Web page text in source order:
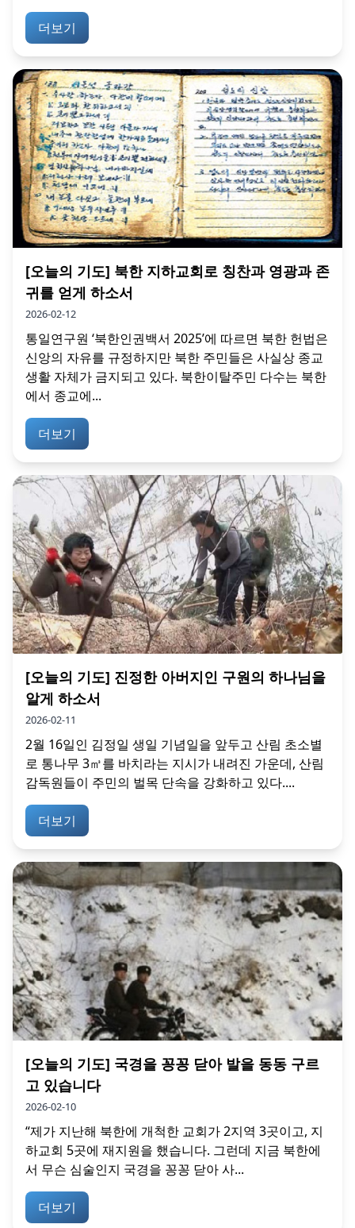
더보기
[오늘의 기도] 북한 지하교회로 칭찬과 영광과 존
귀를 얻게 하소서
2026-02-12
통일연구원 ‘북한인권백서 2025’에 따르면 북한 헌법은
신앙의 자유를 규정하지만 북한 주민들은 사실상 종교
생활 자체가 금지되고 있다. 북한이탈주민 다수는 북한
에서 종교에...
더보기
[오늘의 기도] 진정한 아버지인 구원의 하나님을
알게 하소서
2026-02-11
2월 16일인 김정일 생일 기념일을 앞두고 산림 초소별
로 통나무 3㎥를 바치라는 지시가 내려진 가운데, 산림
감독원들이 주민의 벌목 단속을 강화하고 있다....
더보기
[오늘의 기도] 국경을 꽁꽁 닫아 발을 동동 구르
고 있습니다
2026-02-10
“제가 지난해 북한에 개척한 교회가 2지역 3곳이고, 지
하교회 5곳에 재지원을 했습니다. 그런데 지금 북한에
서 무슨 심술인지 국경을 꽁꽁 닫아 사...
더보기